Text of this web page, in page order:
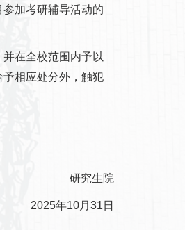
加考研辅导活动的
在全校范围内予以
相应处分外，触犯
研究生院
2025年10月31日